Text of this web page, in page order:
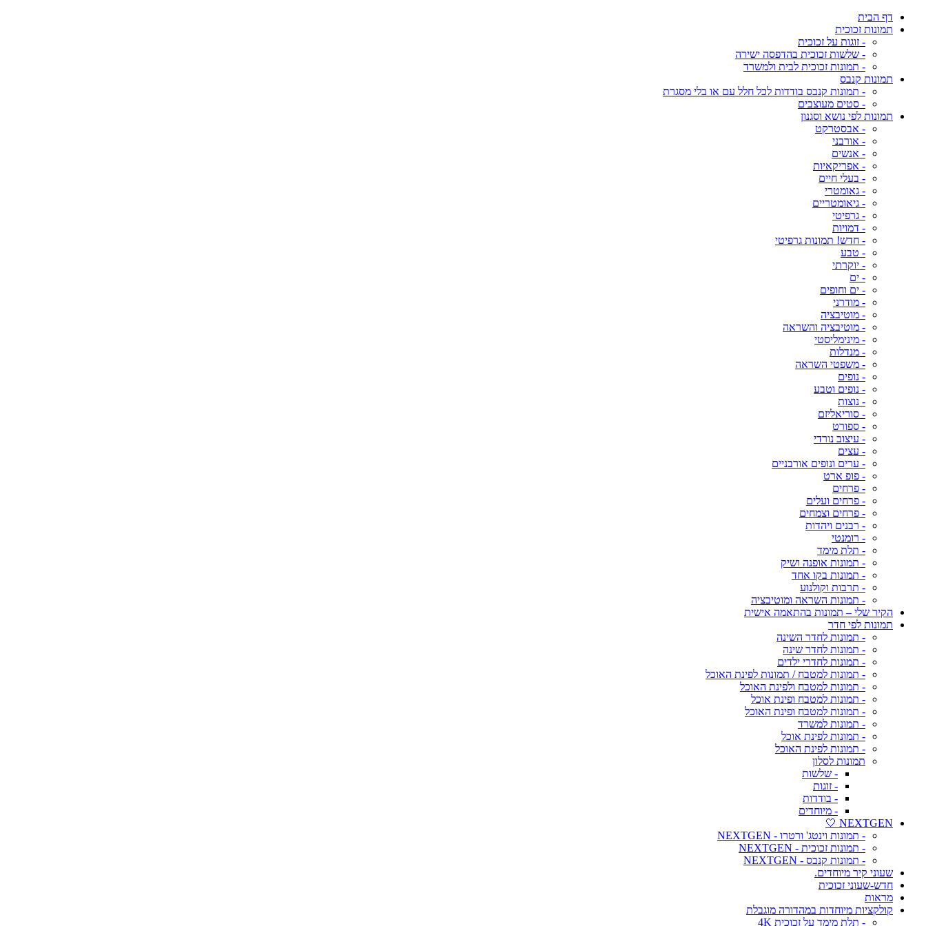
דף הבית
תמונות זכוכית
- זוגות על זכוכית
- שלשות זכוכית בהדפסה ישירה
- תמונות זכוכית לבית ולמשרד
תמונות קנבס
- תמונות קנבס בודדות לכל חלל עם או בלי מסגרת
- סטים מעוצבים
תמונות לפי נושא וסגנון
- אבסטרקט
- אורבני
- אנשים
- אפריקאיות
- בעלי חיים
- גאומטרי
- גיאומטריים
- גרפיטי
- דמויות
- חדש! תמונות גרפיטי
- טבע
- יוקרתי
- ים
- ים וחופים
- מודרני
- מוטיבציה
- מוטיבציה והשראה
- מינימליסטי
- מנדלות
- משפטי השראה
- נופים
- נופים וטבע
- נוצות
- סוריאליזם
- ספורט
- עיצוב נורדי
- עצים
- ערים ונופים אורבניים
- פופ ארט
- פרחים
- פרחים ועלים
- פרחים וצמחים
- רבנים ויהדות
- רומנטי
- תלת מימד
- תמונות אופנה ושיק
- תמונות בקו אחד
- תרבות וקולנוע
- תמונות השראה ומוטיבציה
הקיר שלי – תמונות בהתאמה אישית
תמונות לפי חדר
- תמונות לחדר השינה
- תמונות לחדר שינה
- תמונות לחדרי ילדים
- תמונות למטבח / תמונות לפינת האוכל
- תמונות למטבח ולפינת האוכל
- תמונות למטבח ופינת אוכל
- תמונות למטבח ופינת האוכל
- תמונות למשרד
- תמונות לפינת אוכל
- תמונות לפינת האוכל
תמונות לסלון
- שלשות
- זוגות
- בודדות
- מיוחדים
NEXTGEN 🤍
- תמונות וינטג' ורטרו - NEXTGEN
- תמונות זכוכית - NEXTGEN
- תמונות קנבס - NEXTGEN
שעוני קיר מיוחדים.
חדש-שעוני זכוכית
מראות
קולקציות מיוחדות במהדורה מוגבלת
- תלת מימד על זכוכית 4K